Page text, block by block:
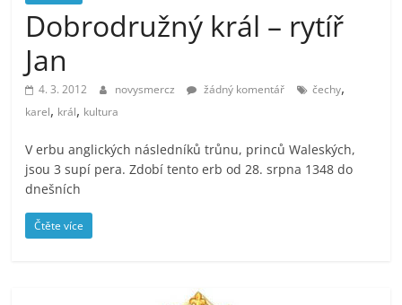
prospívá?
Dobrodružný král – rytíř
Jan
4. 3. 2012 novysmercz žádný komentář čechy,
karel, král, kultura
V erbu anglických následníků trůnu, princů Waleských,
jsou 3 supí pera. Zdobí tento erb od 28. srpna 1348 do
dnešních
Čtěte více